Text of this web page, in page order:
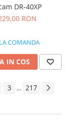
DR-40XP
RON
LA COMANDA
IN COS
3 ... 217